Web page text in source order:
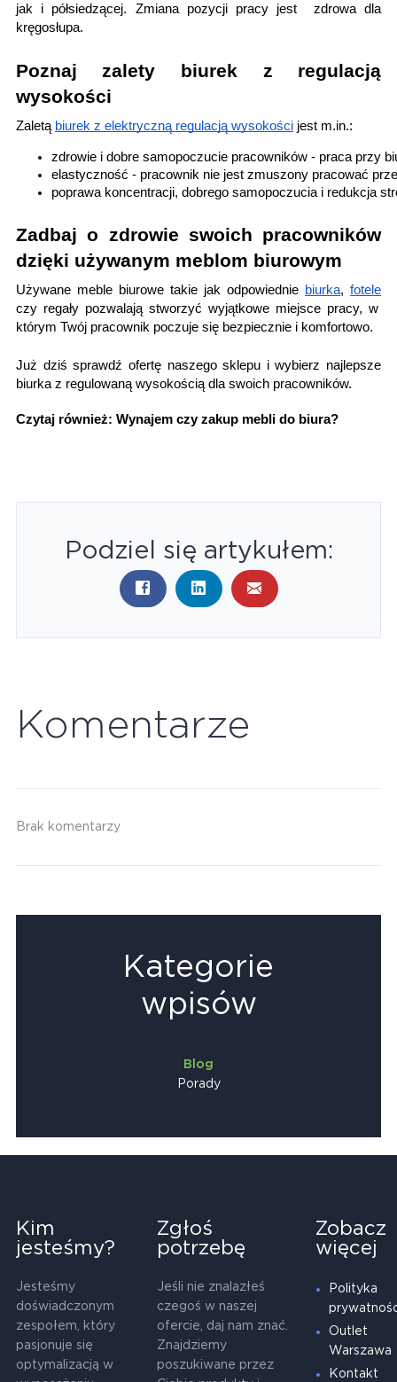
jak i półsiedzącej. Zmiana pozycji pracy jest zdrowa dla
kręgosłupa.
Poznaj zalety biurek z regulacją
wysokości
Zaletą biurek z elektryczną regulacją wysokościjest m.in.:
zdrowie i dobre samopoczucie pracowników - praca przy
elastyczność - pracownik nie jest zmuszony pracować
poprawa koncentracji, dobrego samopoczucia i redukcja
Zadbaj o zdrowie swoich pracowników
dzięki używanym meblom biurowym
Używane meble biurowe takie jak odpowiednie biurka,fotele
czy regały pozwalają stworzyć wyjątkowe miejsce pracy, w
którym Twój pracownik poczuje się bezpiecznie i komfortowo.
Już dziś sprawdź ofertę naszego sklepu i wybierz najlepsze
biurka z regulowaną wysokością dla swoich pracowników.
Czytaj również: Wynajem czy zakup mebli do biura?​
Podziel się artykułem:
Komentarze
Brak komentarzy
Kategorie
wpisów
Blog
Porady
Kim
jesteśmy?
Jesteśmy
doświadczonym
zespołem, który
pasjonuje się
optymalizacją w
Zgłoś
potrzebę
Jeśli nie znalazłeś
czegoś w naszej
ofercie, daj nam znać.
Znajdziemy
poszukiwane przez
Zobacz
więcej
Polityka
Outlet
Warszawa
Kontakt